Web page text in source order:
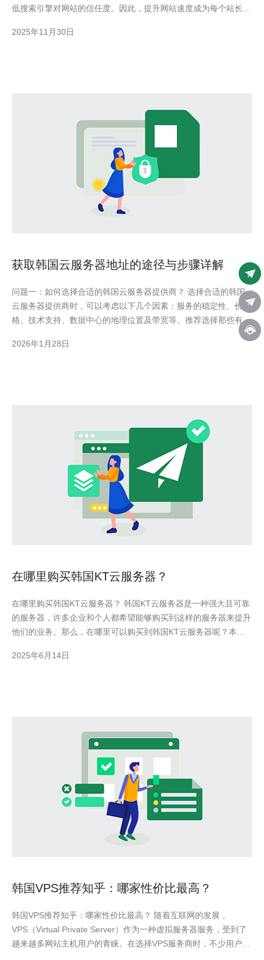
低搜索引擎对网站的信任度。因此，提升网站速度成为每个站长的
网站速度。 以下是提升网站速度的三个精华要点： 1. 卓越的网络
2025年11月30日
获取韩国云服务器地址的途径与步骤详解
问题一：如何选择合适的韩国云服务器提供商？ 选择合适的韩国
云服务器提供商时，可以考虑以下几个因素：服务的稳定性、价
格、技术支持、数据中心的地理位置及带宽等。推荐选择那些有良
好口碑和用户评价的云服务商，例如KT Cloud、Naver Cloud等，
同时可以查看他们的服务条款，确保其符合你的需求。 问题二：
2026年1月28日
在哪里购买韩国KT云服务器？
在哪里购买韩国KT云服务器？ 韩国KT云服务器是一种强大且可靠
的服务器，许多企业和个人都希望能够购买到这样的服务器来提升
他们的业务。那么，在哪里可以购买到韩国KT云服务器呢？本文
直接在韩国KT的官方网站上购买云服务器。在官方网站上，您可
2025年6月14日
韩国VPS推荐知乎：哪家性价比最高？
韩国VPS推荐知乎：哪家性价比最高？ 随着互联网的发展，
VPS（Virtual Private Server）作为一种虚拟服务器服务，受到了
越来越多网站主机用户的青睐。在选择VPS服务商时，不少用户会